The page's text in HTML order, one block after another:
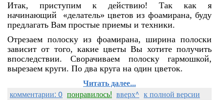
Итак, приступим к действию! Так как я
начинающий «делатель» цветов из фоамирана, буду
предлагать Вам простые приемы и техники.
Отрезаем полоску из фоамирана, ширина полоски
зависит от того, какие цветы Вы хотите получить
впоследствии. Сворачиваем полоску гармошкой,
вырезаем круги. По два круга на один цветок.
Читать далее...
комментарии: 0 понравилось! вверх^ к полной версии